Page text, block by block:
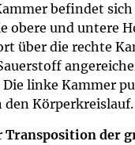
Fragen
auf Impfung
zu den Vorsorgen
befindet
obere und untere
über die rechte
linke Kammer
den Körperkreislauf.
Transposition der